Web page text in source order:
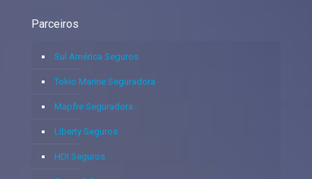
Parceiros
Sul América Seguros
Tokio Marine Seguradora
Mapfre Seguradora
Liberty Seguros
HDI Seguros